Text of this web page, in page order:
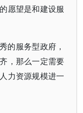
愿望是和建设服
的服务型政府，
，那么一定需要
力资源规模进一